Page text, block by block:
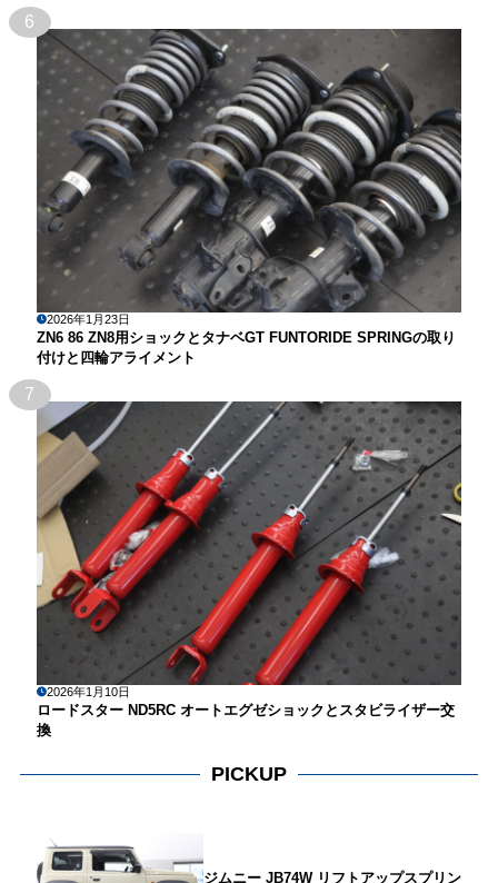
6
2026年1月23日
ZN6 86 ZN8用ショックとタナベGT FUNTORIDE SPRINGの取り
付けと四輪アライメント
7
2026年1月10日
ロードスター ND5RC オートエグゼショックとスタビライザー交
換
PICKUP
ジムニー JB74W リフトアップスプリン